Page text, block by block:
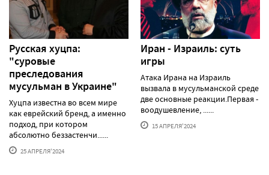
Русская хуцпа:
"суровые
преследования
мусульман в Украине"
Хуцпа известна во всем мире
как еврейский бренд, а именно
подход, при котором
абсолютно беззастенчи......
25 АПРЕЛЯ'2024
Иран - Израиль: суть
игры
Атака Ирана на Израиль
вызвала в мусульманской среде
две основные реакции.Первая -
воодушевление, ......
15 АПРЕЛЯ'2024